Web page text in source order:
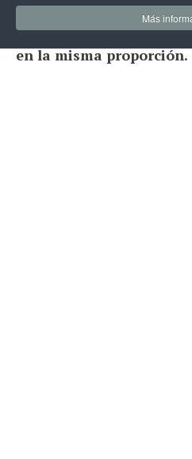
Las profecías de
personaje, detestado
en la misma proporción.
Más